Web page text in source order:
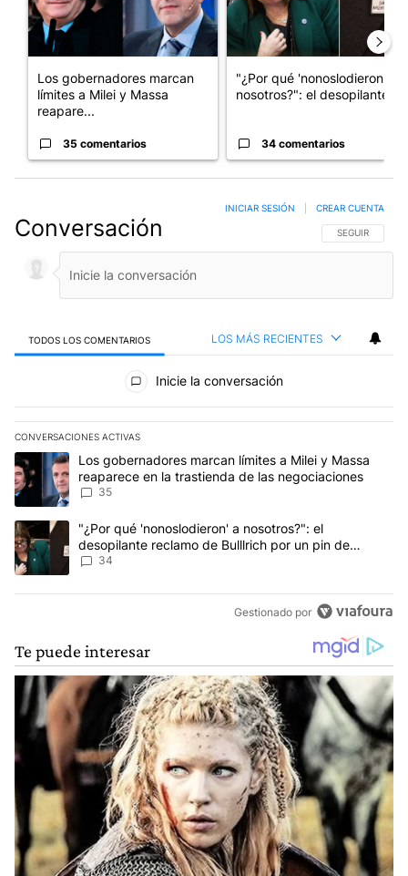
Los gobernadores marcan
límites a Milei y Massa
reapare...
35 comentarios
"¿Por qué 'nonoslodieron' a
nosotros?": el desopilante ...
34 comentarios
Conversación SIGA ESTA
SEGUIR
INICIAR SESIÓN CREAR CUENTA
TODOS LOS COMENTARIOS LOS MÁS RECIENTES
Todos los comentarios
Inicie la conversación
CONVERSACIONES ACTIVAS
Este listado muestra los artículos con más comentarios en los
Un artículo de tendencia con el título "Los gobernadores
Los gobernadores marcan límites a Milei y Massa
reaparece en la trastienda de las negociaciones
35
Un artículo de tendencia con el título ""¿Por qué 'nonoslodieron'
"¿Por qué 'nonoslodieron' a nosotros?": el
desopilante reclamo de Bulllrich por un pin de
Malvinas
34
Gestionado por